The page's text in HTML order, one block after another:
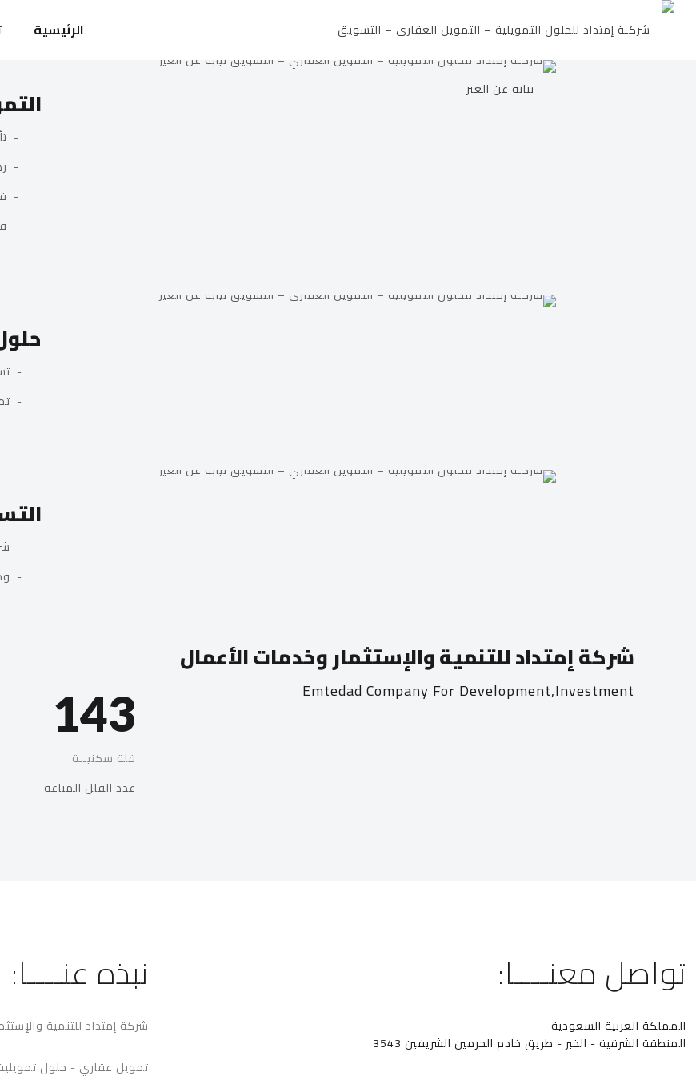
الرئيسية
-
-
- فك
- فك
-
-
-
-
شركة إمتداد للتنمية والإستثمار وخدمات الأعمال
Emtedad Company For Development,Investment
143
فلة سكنيــة
عدد الفلل المباعة
تواصل معنــــا:
المملكة العربية السعودية
المنطقة الشرقية - الخبر - طريق خادم الحرمين الشريفين 3543
نبذه عنــــا:
شركة إمتداد للتنمية
تمويل عقاري - حلول